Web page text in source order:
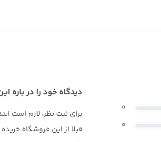
0
0
دیدگاه خود را در باره
برای ثبت نظر، لازم است
قبلا از این فروشگاه